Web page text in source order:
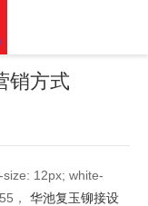
销方式
12px; white-
， 华池复玉铆接设